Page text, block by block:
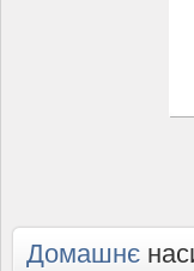
Домашнє